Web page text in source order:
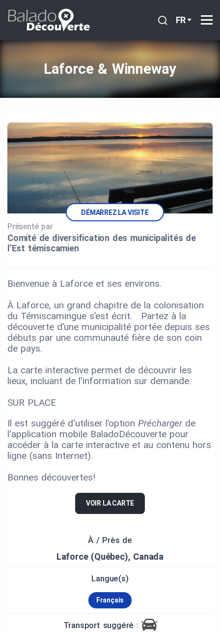
FR
Laforce & Winneway
DÉMARREZ LA VISITE
Présenté par
Comité de diversification des municipalités de
l’Est témiscamien
Bienvenue à Laforce et ses environs.
À Laforce, un grand chapitre de la colonisation
du Témiscamingue s’est écrit. Partez à la
découverte d’une municipalité portée depuis ses
débuts par une communauté fière de son coin
de pays.
La carte interactive permet de découvrir les
lieux, incluant de l'information sur demande.
SUR PLACE
Il est suggéré d'utiliser l’option Précharger de
l'application mobile BaladoDécouverte pour
accéder à la carte interactive et au contenu hors
ligne (sans Internet).
Bonnes découvertes!
VOIR LA CARTE
À / Près de
Laforce (Québec), Canada
Langue(s)
Français
Transport suggéré :